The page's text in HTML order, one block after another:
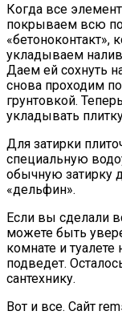
Когда все
покрываем всю
«бетоноконтакт»,
укладываем
Даем ей сохнуть
снова проходим
грунтовкой.
укладывать
Для затирки
специальную
обычную затирку
«дельфин».
Если вы сделали
можете быть
комнате и
подведет.
сантехнику.
Вот и все. Сайт